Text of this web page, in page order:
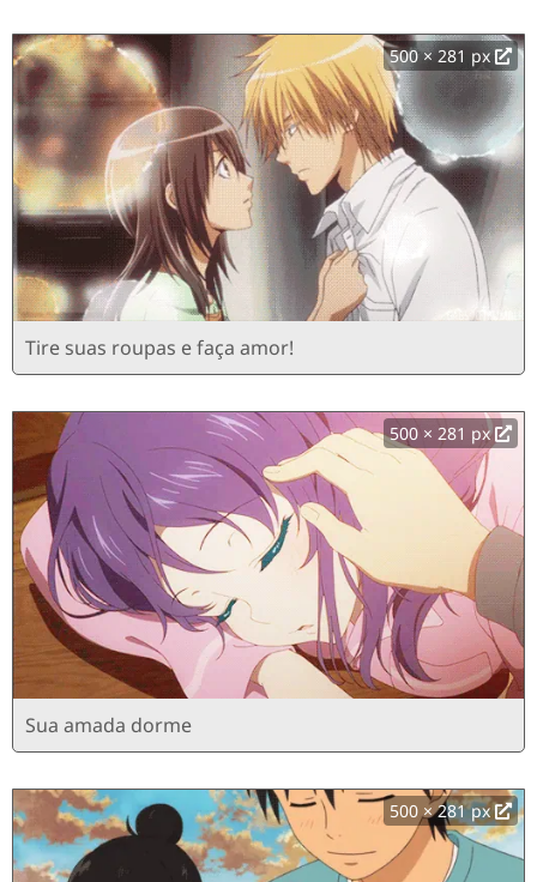
500 × 281 px
Tire suas roupas e faça amor!
500 × 281 px
Sua amada dorme
500 × 281 px